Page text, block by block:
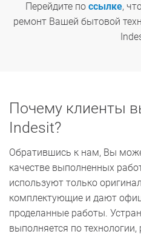
Перейдите по ссылке,
ремонт Вашей бытовой
Почему клиенты
Indesit?
Обратившись к нам, Вы
качестве выполненных
используют только
комплектующие и дают
проделанные работы.
выполняется по